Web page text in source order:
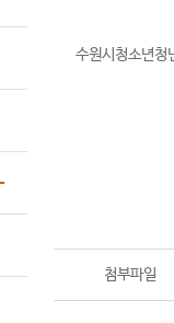
수원시청소년청
첨부파일